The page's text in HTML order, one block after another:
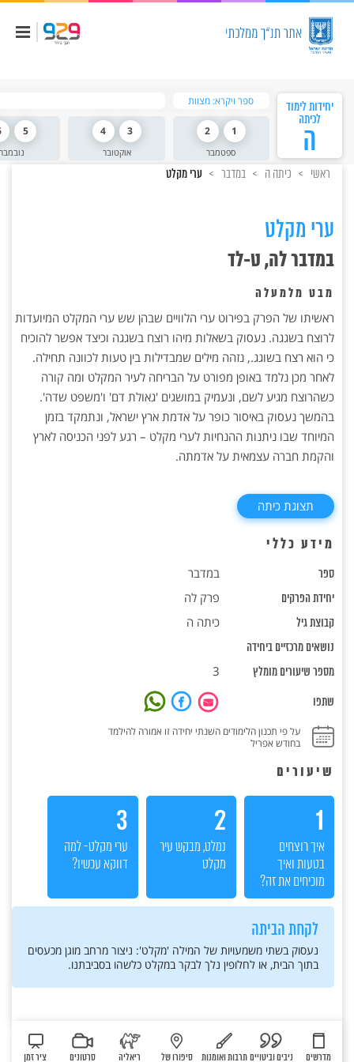
יחידות לימוד
לכיתה
ה
ספר ויקרא: מצוות
ספטמבר
1
2
אוקטובר
3
4
נובמבר
5
ראשי כיתה ה במדבר ערי מקלט
ערי מקלט
במדבר לה, ט-לד
מבט מלמעלה
ראשיתו של הפרק בפירוט ערי הלוויים שבהן שש ערי המקלט המיועדות
לרוצח בשגגה. נעסוק בשאלות מיהו רוצח בשגגה וכיצד אפשר להוכיח
כי הוא רצח בשוגג., נזהה מילים שמבדילות בין טעות לכוונה תחילה.
לאחר מכן נלמד באופן מפורט על הבריחה לעיר המקלט ומה קורה
כשהרוצח מגיע לשם, ונעמיק במושגים 'גאולת דם' ו'משפט שדה'.
בהמשך נעסוק באיסור כופר על אדמת ארץ ישראל, ונתמקד בזמן
המיוחד שבו ניתנות ההנחיות לערי מקלט – רגע לפני הכניסה לארץ
והקמת חברה עצמאית על אדמתה.
תצוגת כיתה
מידע כללי
ספר במדבר
יחידת הפרקים פרק לה
קבוצת גיל כיתה ה
נושאים מרכזיים ביחידה
מספר שיעורים מומלץ
3
שתפו
על פי תכנון הלימודים השנתי יחידה זו אמורה להילמד
בחודש אפריל
שיעורים
1
איך רוצחים
בטעות ואיך
מוכיחים את זה?
2
נמלט, מבקש עיר
מקלט
3
ערי מקלט- למה
דווקא עכשיו?
לקחת הביתה
נעסוק בשתי משמעויות של המילה 'מקלט': ניצור מרחב מוגן מכעסים
בתוך הבית, או לחלופין נלך לבקר במקלט כלשהו בסביבתנו.
מדרשים ניבים וביטויים תרבות ואומנות
סיפורו של
ריאליה
סרטונים ציר זמן